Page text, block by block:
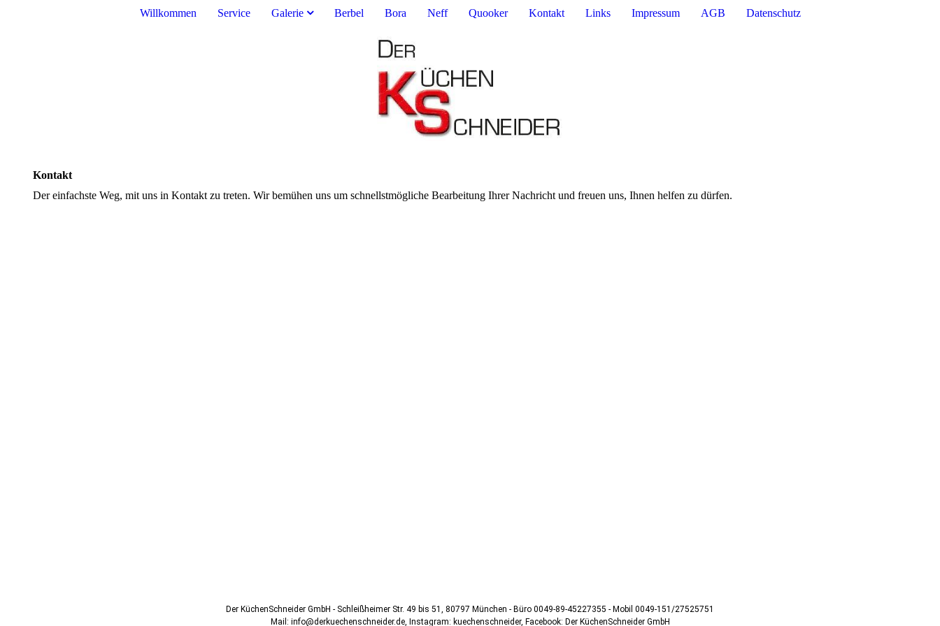
Willkommen Service Galerie Berbel Bora Neff Quooker Kontakt Links Impressum AGB Datenschutz
Kontakt
Der einfachste Weg, mit uns in Kontakt zu treten. Wir bemühen uns um schnellstmögliche Bearbeitung Ihrer Nachricht und freuen uns, Ihnen helfen zu dürfen.
Der KüchenSchneider GmbH - Schleißheimer Str. 49 bis 51, 80797 München - Büro 0049-89-45227355 - Mobil 0049-151/27525751
Mail: info@derkuechenschneider.de, Instagram: kuechenschneider, Facebook: Der KüchenSchneider GmbH